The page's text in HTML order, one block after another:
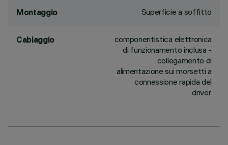
Montaggio Superficie a soffitto
Cablaggio
componentistica elettronica
di funzionamento inclusa -
collegamento di
alimentazione sui morsetti a
connessione rapida del
driver.